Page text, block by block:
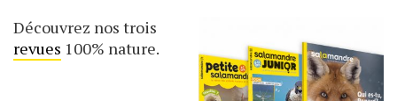
Découvrez nos trois
revues 100% nature.